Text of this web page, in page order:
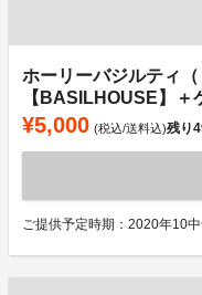
ホーリーバジルティ
【BASILHOUSE】＋
¥5,000 (税込/送料込)残り
ご提供予定時期：2020年10